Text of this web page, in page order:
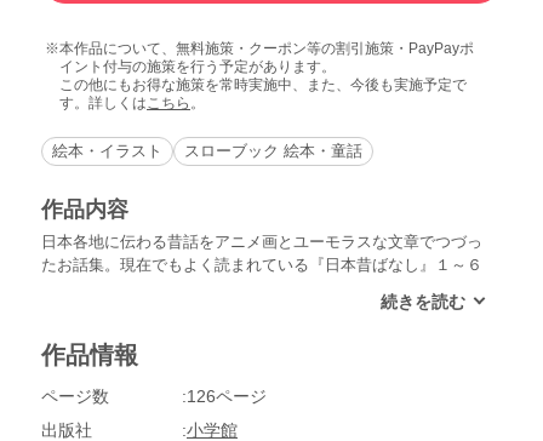
本作品について、無料施策・クーポン等の割引施策・PayPayポ
イント付与の施策を行う予定があります。
この他にもお得な施策を常時実施中、また、今後も実施予定で
す。詳しくはこちら 。
絵本・イラスト スローブック 絵本・童話
作品内容
日本各地に伝わる昔話をアニメ画とユーモラスな文章でつづっ
たお話集。現在でもよく読まれている『日本昔ばなし』１～６
のにしました。お母さんのひざに抱かれて読んでもらうこと
す◆帽子にだまされた和尚さん◆あやまるのも考えもの◆いわ
作品情報
ページ数
126ページ
出版社
小学館